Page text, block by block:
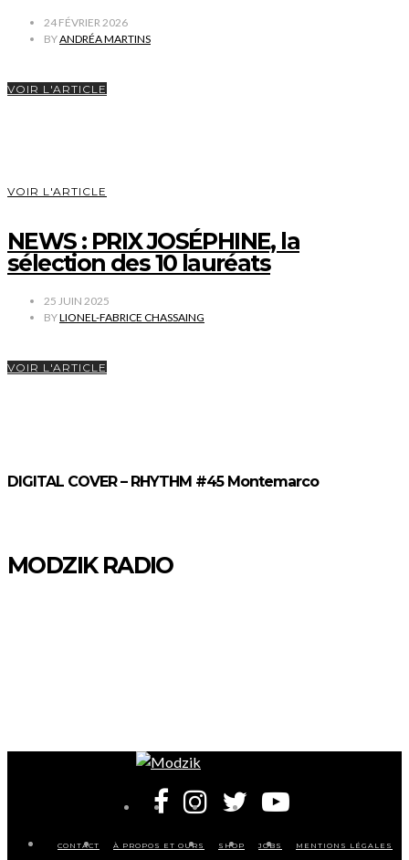
24 FÉVRIER 2026
BYANDRÉA MARTINS
VOIR L'ARTICLE
VOIR L'ARTICLE
NEWS : PRIX JOSÉPHINE, la
sélection des 10 lauréats
25 JUIN 2025
BYLIONEL-FABRICE CHASSAING
VOIR L'ARTICLE
DIGITAL COVER – RHYTHM #45 Montemarco
MODZIK RADIO
CONTACT À PROPOS ET OURS SHOP JOBS MENTIONS LÉGALES